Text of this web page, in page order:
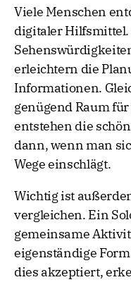
Viele Menschen
digitaler
erleichtern die
Informationen.
genügend Raum
entstehen die
dann, wenn man
Wege einschlägt.
Wichtig ist
vergleichen. Ein
gemeinsame
eigenständige
dies akzeptiert,